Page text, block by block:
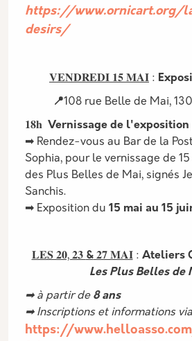
https://www.ornicart.org/
desirs/
𝐕𝐄𝐍𝐃𝐑𝐄𝐃𝐈 𝟏𝟓 𝐌𝐀𝐈 :
📍108 rue Belle de Mai,
𝟏𝟖𝐡 Vernissage de l'exposition
➡ Rendez-vous au Bar de la
Sophia, pour le vernissage de
des Plus Belles de Mai, signés
Sanchis.
➡ Exposition du 15 mai au 15
𝐋𝐄𝐒 𝟐𝟎, 𝟐𝟑 &𝟐𝟕 𝐌𝐀𝐈: Ateliers
Les Plus Belles de
➡ à partir de 8 ans
➡ Inscriptions et informations
https://